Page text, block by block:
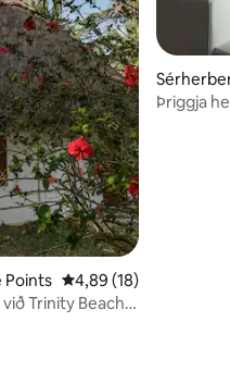
Points 4,89 af 5 í
4,89 (18)
Trinity Beach
Þriggja